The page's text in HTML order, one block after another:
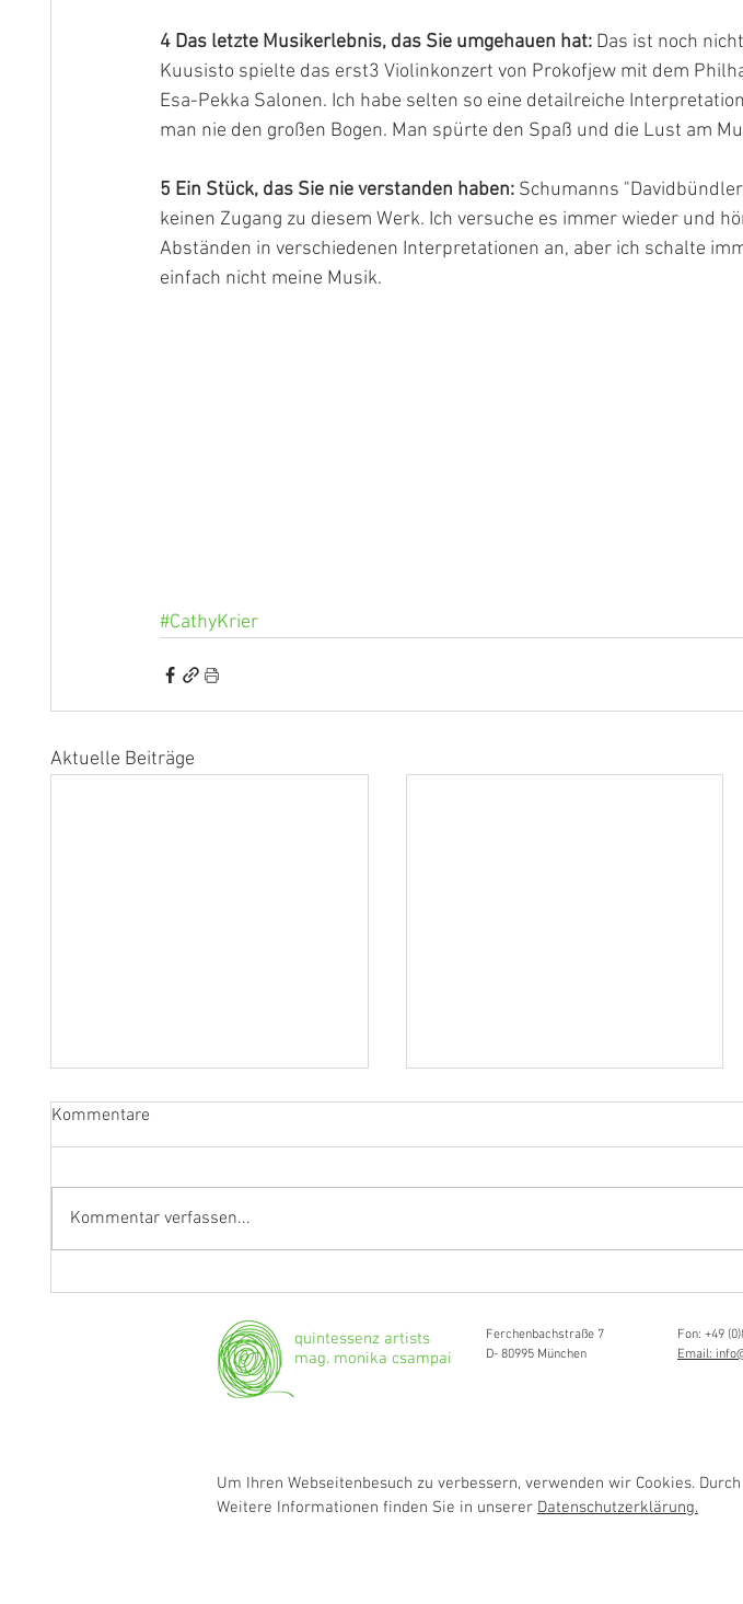
4 Das letzte Musikerlebnis, das Sie umgehauen hat: Das ist noch
Kuusisto spielte das erst3 Violinkonzert von Prokofjew mit dem
Esa-Pekka Salonen. Ich habe selten so eine detailreiche
man nie den großen Bogen. Man spürte den Spaß und die Lust am
5 Ein Stück, das Sie nie verstanden haben: Schumanns
keinen Zugang zu diesem Werk. Ich versuche es immer wieder und
Abständen in verschiedenen Interpretationen an, aber ich schalte
einfach nicht meine Musik.
#CathyKrier
Aktuelle Beiträge
Kommentare
Kommentar verfassen...
quintessenz artists
mag. monika csampai
Ferchenbachstraße 7
D- 80995 München
Fon: +49
Email:
Um Ihren Webseitenbesuch zu verbessern, verwenden wir Cookies.
Weitere Informationen finden Sie in unserer Datenschutzerklärung.